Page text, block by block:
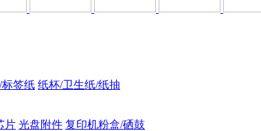
签纸 纸杯/卫生纸/纸抽
片 光盘附件 复印机粉盒/硒鼓